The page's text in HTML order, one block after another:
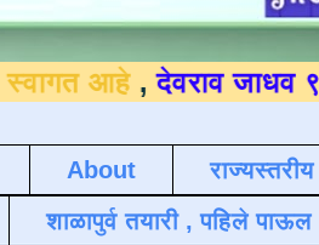
,देवराव जाधव
About
शाळापुर्व तयारी , पहिले पाऊल